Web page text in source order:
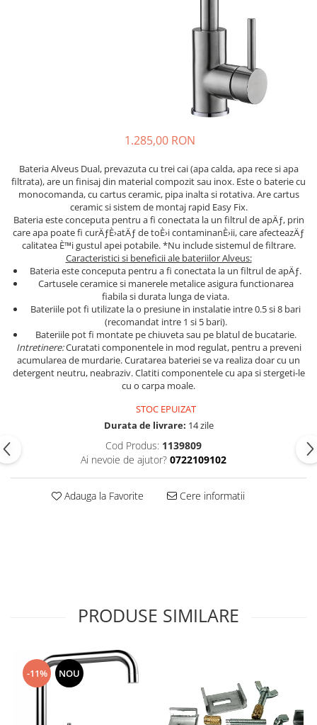
1.285,00 RON
Bateria Alveus Dual, prevazuta cu trei cai (apa calda, apa rece si apa
filtrata), are un finisaj din material compozit sau inox. Este o baterie cu
monocomanda, cu cartus ceramic, pipa inalta si rotativa. Are cartus
ceramic si sistem de montaj rapid Easy Fix.
Bateria este conceputa pentru a fi conectata la un filtrul de apÄƒ, prin
care apa poate fi curÄƒÈ›atÄƒ de toÈ›i contaminanÈ›ii, care afecteazÄƒ
calitatea È™i gustul apei potabile. *Nu include sistemul de filtrare.
Caracteristici si beneficii ale bateriilor Alveus:
Bateria este conceputa pentru a fi conectata la un filtrul de apÄƒ.
Cartusele ceramice si manerele metalice asigura functionarea
fiabila si durata lunga de viata.
Bateriile pot fi utilizate la o presiune in instalatie intre 0.5 si 8 bari
(recomandat intre 1 si 5 bari).
Bateriile pot fi montate pe chiuveta sau pe blatul de bucatarie.
Intretinere:Curatati componentele in mod regulat, pentru a preveni
acumularea de murdarie. Curatarea bateriei se va realiza doar cu un
detergent neutru, neabraziv. Clatiti componentele cu apa si stergeti-le
cu o carpa moale.
STOC EPUIZAT
Durata de livrare: 14 zile
Cod Produs: 1139809
Ai nevoie de ajutor? 0722109102
Adauga la Favorite Cere informatii
PRODUSE SIMILARE
-11% NOU